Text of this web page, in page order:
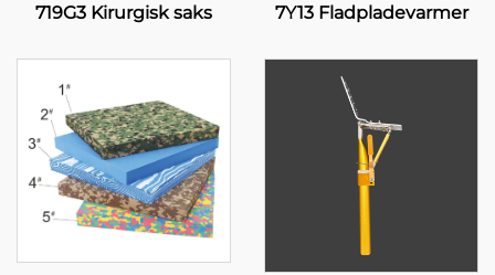
719G3 Kirurgisk saks 7Y13 Fladpladevarmer